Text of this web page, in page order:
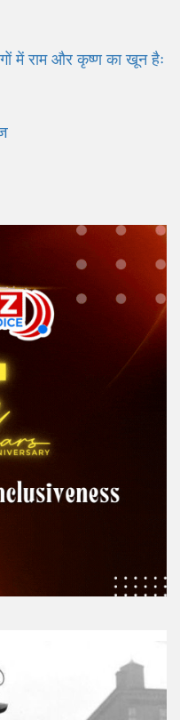
में राम और कृष्ण का खून हैः